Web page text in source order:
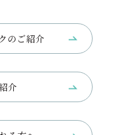
のご紹介
介